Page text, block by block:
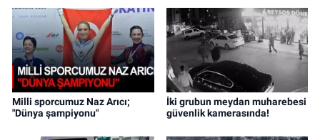
Milli sporcumuz Naz Arıcı;
"Dünya şampiyonu"
İki grubun meydan muharebesi
güvenlik kamerasında!